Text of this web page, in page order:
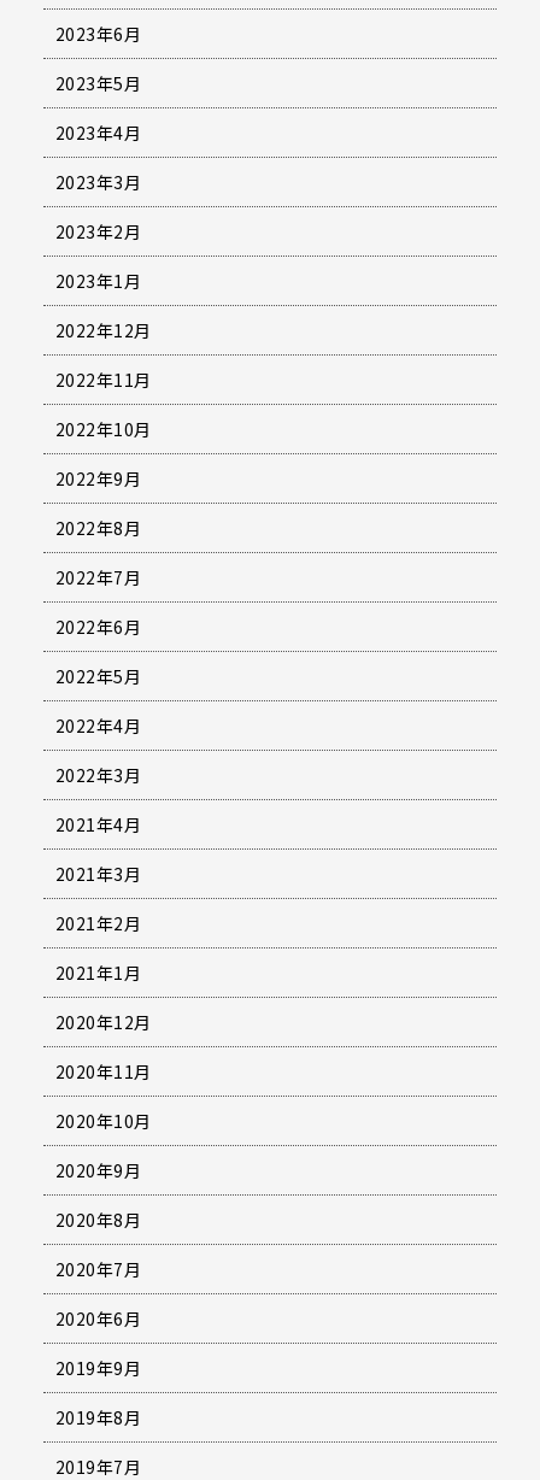
2023年6月
2023年5月
2023年4月
2023年3月
2023年2月
2023年1月
2022年12月
2022年11月
2022年10月
2022年9月
2022年8月
2022年7月
2022年6月
2022年5月
2022年4月
2022年3月
2021年4月
2021年3月
2021年2月
2021年1月
2020年12月
2020年11月
2020年10月
2020年9月
2020年8月
2020年7月
2020年6月
2019年9月
2019年8月
2019年7月